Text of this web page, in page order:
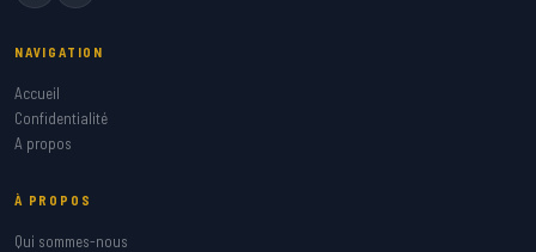
NAVIGATION
Accueil
Confidentialité
A propos
À PROPOS
Qui sommes-nous